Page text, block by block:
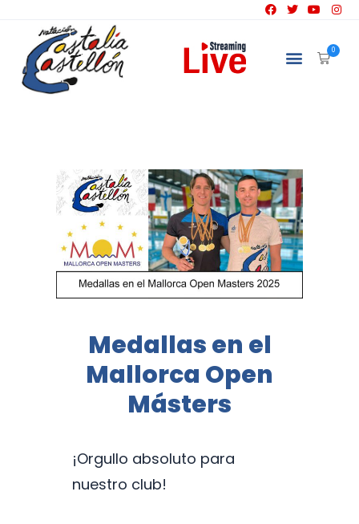
0
NATACIÓN
Medallas en el
Mallorca Open
Másters
¡Orgullo absoluto para
nuestro club!